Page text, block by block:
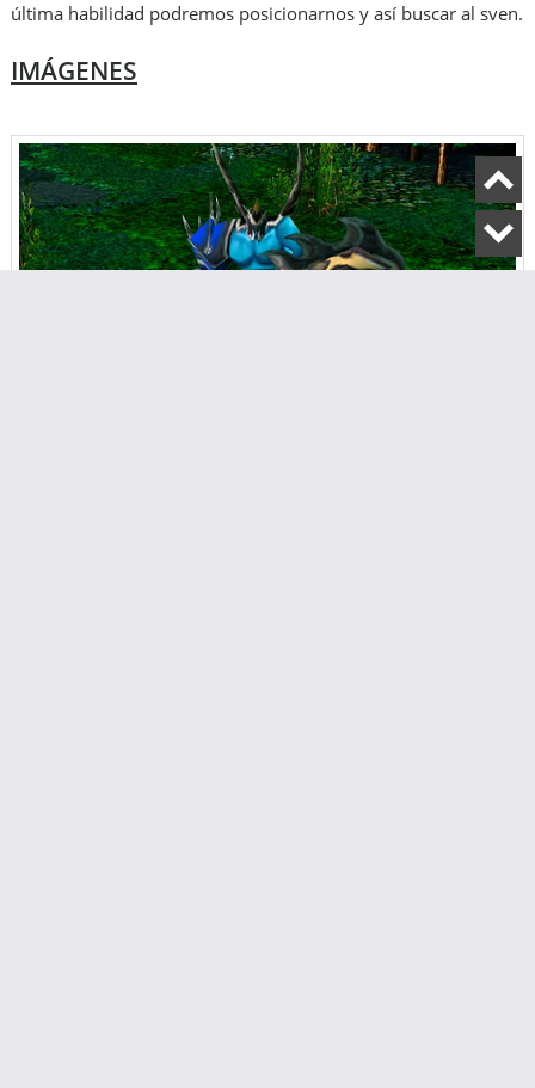
última habilidad podremos posicionarnos y así buscar al sven.
IMÁGENES